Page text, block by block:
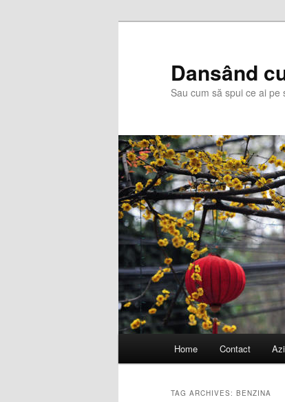
Dansând
Sau cum să spui ce ai pe
Home Contact
TAG ARCHIVES: BENZINA